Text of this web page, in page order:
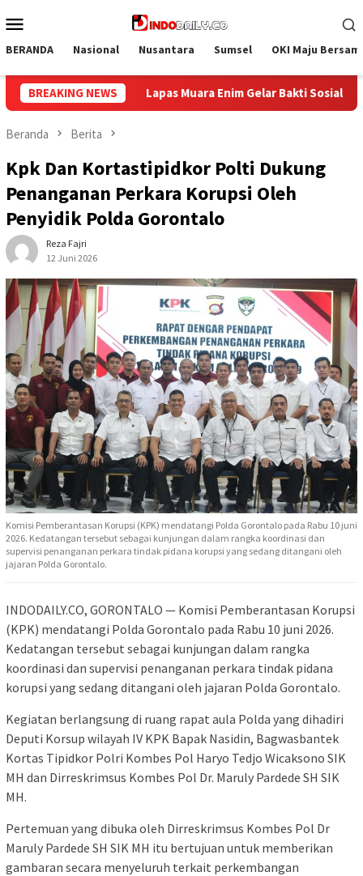
ke
Mobile
BERANDA Nasional Nusantara Sumsel OKI Maju
BREAKING NEWS
Sosial Donor Darah dalam Rangka Memperingati HUT ke-81
Beranda Berita
Kpk Dan Kortastipidkor Polti Dukung
Penanganan Perkara Korupsi Oleh
Penyidik Polda Gorontalo
Reza Fajri
12 Juni 2026
Komisi Pemberantasan Korupsi (KPK) mendatangi Polda Gorontalo pada Rabu 10 juni
2026. Kedatangan tersebut sebagai kunjungan dalam rangka koordinasi dan
supervisi penanganan perkara tindak pidana korupsi yang sedang ditangani oleh
jajaran Polda Gorontalo.
INDODAILY.CO, GORONTALO — Komisi Pemberantasan Korupsi
(KPK) mendatangi Polda Gorontalo pada Rabu 10 juni 2026.
Kedatangan tersebut sebagai kunjungan dalam rangka
koordinasi dan supervisi penanganan perkara tindak pidana
korupsi yang sedang ditangani oleh jajaran Polda Gorontalo.
Kegiatan berlangsung di ruang rapat aula Polda yang dihadiri
Deputi Korsup wilayah IV KPK Bapak Nasidin, Bagwasbantek
Kortas Tipidkor Polri Kombes Pol Haryo Tedjo Wicaksono SIK
MH dan Dirreskrimsus Kombes Pol Dr. Maruly Pardede SH SIK
MH.
Pertemuan yang dibuka oleh Dirreskrimsus Kombes Pol Dr
Maruly Pardede SH SIK MH itu bertujuan untuk memberikan
gambaran secara menyeluruh terkait perkembangan